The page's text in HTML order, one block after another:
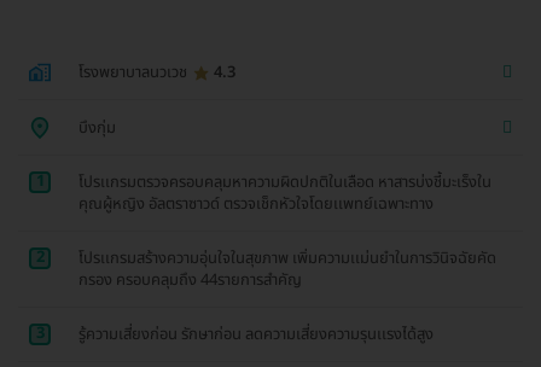
โรงพยาบาลนวเวช 4.3
บึงกุ่ม
1
โปรเเกรมตรวจครอบคลุมหาความผิดปกติในเลือด หาสารบ่งชี้มะเร็งใน
คุณผู้หญิง อัลตราซาวด์ ตรวจเช็กหัวใจโดยเเพทย์เฉพาะทาง
2
โปรเเกรมสร้างความอุ่นใจในสุขภาพ เพิ่มความเเม่นยำในการวินิจฉัยคัด
กรอง ครอบคลุมถึง 44รายการสำคัญ
3 รู้ความเสี่ยงก่อน รักษาก่อน ลดความเสี่ยงความรุนเเรงได้สูง